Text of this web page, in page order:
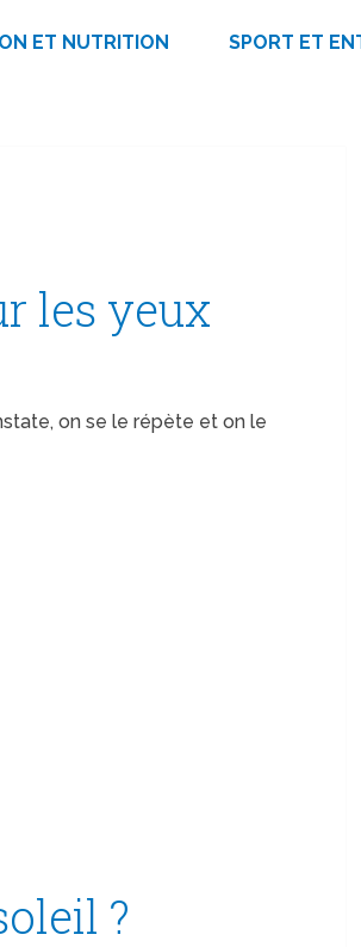
ET NUTRITION SPORT ET
les yeux
on se le répète et on le
?